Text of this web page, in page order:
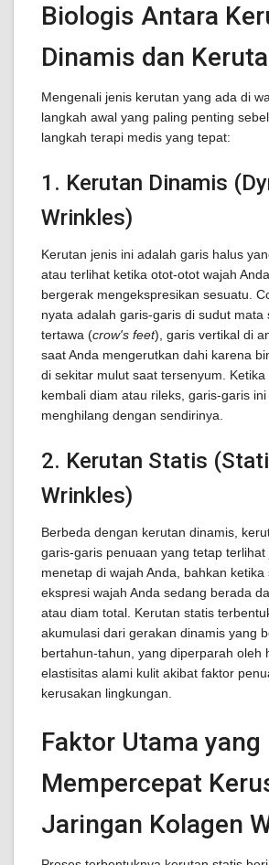
Biologis Antara
Dinamis dan
Mengenali jenis kerutan yang ada di
langkah awal yang paling penting
langkah terapi medis yang tepat:
1. Kerutan Dinamis
Wrinkles)
Kerutan jenis ini adalah garis halus
atau terlihat ketika otot-otot wajah
bergerak mengekspresikan sesuatu.
nyata adalah garis-garis di sudut mata
tertawa (crow's feet), garis vertikal di
saat Anda mengerutkan dahi karena
di sekitar mulut saat tersenyum. Ketika
kembali diam atau rileks, garis-garis ini
menghilang dengan sendirinya.
2. Kerutan Statis
Wrinkles)
Berbeda dengan kerutan dinamis,
garis-garis penuaan yang tetap terlihat
menetap di wajah Anda, bahkan
ekspresi wajah Anda sedang berada
atau diam total. Kerutan statis
akumulasi dari gerakan dinamis yang
bertahun-tahun, yang diperparah oleh
elastisitas alami kulit akibat faktor
kerusakan lingkungan.
Faktor Utama yang
Mempercepat
Jaringan Kolagen